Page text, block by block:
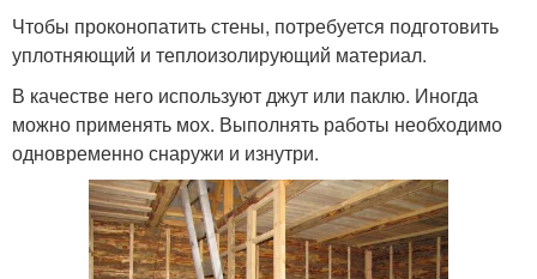
Чтобы проконопатить стены, потребуется подготовить
уплотняющий и теплоизолирующий материал.
В качестве него используют джут или паклю. Иногда
можно применять мох. Выполнять работы необходимо
одновременно снаружи и изнутри.